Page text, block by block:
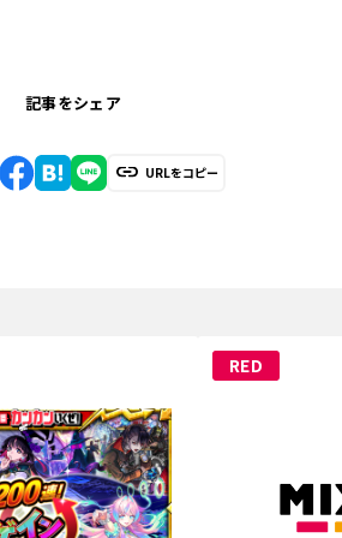
記事をシェア
URLをコピー
RED